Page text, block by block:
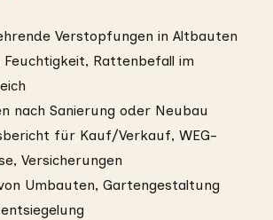
Verstopfungen in Altbauten
Feuchtigkeit, Rattenbefall im
nach Sanierung oder Neubau
für Kauf/Verkauf, WEG-
Versicherungen
Umbauten, Gartengestaltung